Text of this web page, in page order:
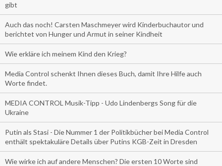
gibt
Auch das noch! Carsten Maschmeyer wird Kinderbuchautor und
berichtet von Hunger und Armut in seiner Kindheit
Wie erkläre ich meinem Kind den Krieg?
Media Control schenkt Ihnen dieses Buch, damit Ihre Hilfe auch
Worte findet.
MEDIA CONTROL Musik-Tipp - Udo Lindenbergs Song für die
Ukraine
Putin als Stasi - Die Nummer 1 der Politikbücher bei Media Control
enthält spektakuläre Details über Putins KGB-Zeit in Dresden
Wie wirke ich auf andere Menschen? Die ersten 10 Worte sind